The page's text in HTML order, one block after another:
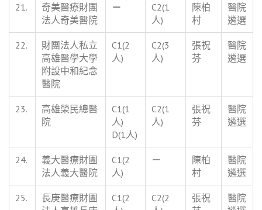
21.
奇美醫療財團
法人奇美醫院
－
C2(1
人)
陳柏
村
醫院
遴選
22.
財團法人私立
高雄醫學大學
附設中和紀念
醫院
C1(2
人)
C2(3
人)
張祝
芬
醫院
遴選
23.
高雄榮民總醫
院
C1(1
人)
D(1人)
C2(1
人)
張祝
芬
醫院
遴選
24.
義大醫療財團
法人義大醫院
C1(2
人)
－
陳柏
村
醫院
遴選
25.
長庚醫療財團
C1(2
C2(2
張祝
醫院